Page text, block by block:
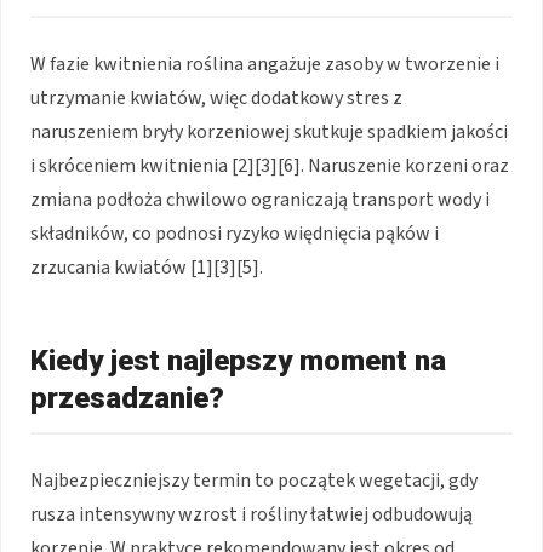
W fazie kwitnienia roślina angażuje zasoby w tworzenie i
utrzymanie kwiatów, więc dodatkowy stres z
naruszeniem bryły korzeniowej skutkuje spadkiem jakości
i skróceniem kwitnienia [2][3][6]. Naruszenie korzeni oraz
zmiana podłoża chwilowo ograniczają transport wody i
składników, co podnosi ryzyko więdnięcia pąków i
zrzucania kwiatów [1][3][5].
Kiedy jest najlepszy moment na
przesadzanie?
Najbezpieczniejszy termin to początek wegetacji, gdy
rusza intensywny wzrost i rośliny łatwiej odbudowują